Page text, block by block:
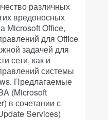
различных
вредоносных
Microsoft Office,
для Office
задачей для
сети, как и
системы
Предлагаемые
(Microsoft
в сочетании с
Services)